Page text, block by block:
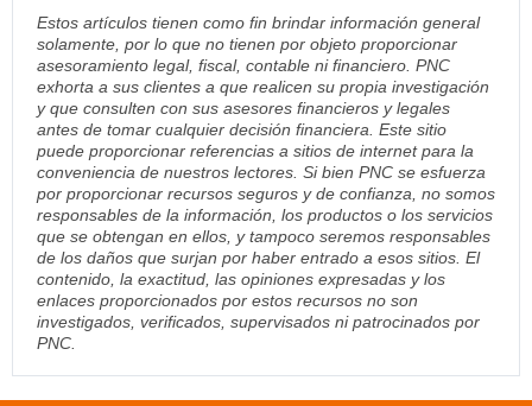
Estos artículos tienen como fin brindar información general
solamente, por lo que no tienen por objeto proporcionar
asesoramiento legal, fiscal, contable ni financiero. PNC
exhorta a sus clientes a que realicen su propia investigación
y que consulten con sus asesores financieros y legales
antes de tomar cualquier decisión financiera. Este sitio
puede proporcionar referencias a sitios de internet para la
conveniencia de nuestros lectores. Si bien PNC se esfuerza
por proporcionar recursos seguros y de confianza, no somos
responsables de la información, los productos o los servicios
que se obtengan en ellos, y tampoco seremos responsables
de los daños que surjan por haber entrado a esos sitios. El
contenido, la exactitud, las opiniones expresadas y los
enlaces proporcionados por estos recursos no son
investigados, verificados, supervisados ni patrocinados por
PNC.